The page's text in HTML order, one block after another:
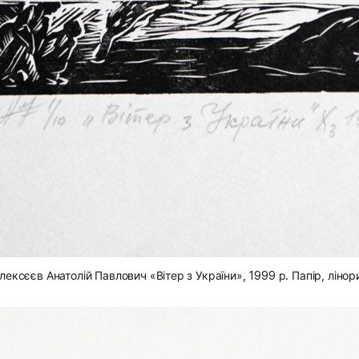
Анатолій Павлович «Вітер з України», 1999 р. Папір,